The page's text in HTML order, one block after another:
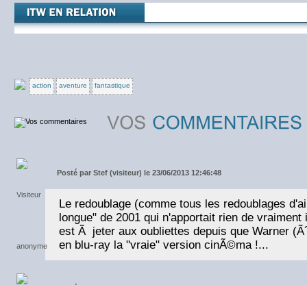
action aventure fantastique
Posté par Stef (visiteur) le 23/06/2013 12:46:48
Le redoublage (comme tous les redoublages
longue" de 2001 qui n'apportait rien de
est Ã jeter aux oubliettes depuis que Warner
en blu-ray la "vraie" version cinÃ©ma !...